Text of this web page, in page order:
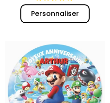
Personnaliser